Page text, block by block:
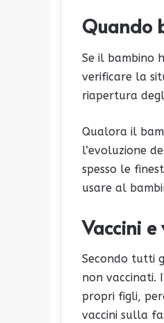
Quando
Se il bambino
verificare la
riapertura
Qualora il
l’evoluzione
spesso le
usare al
Vaccini
Secondo tutti
non vaccinati.
propri figli,
vaccini sulla